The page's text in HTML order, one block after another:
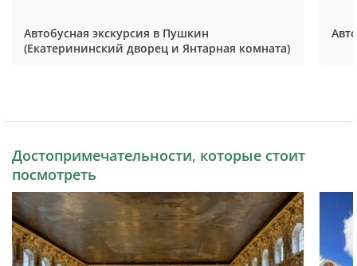
Автобусная экскурсия в Пушкин
(Екатерининский дворец и Янтарная комната)
Достопримечательности, которые стоит
посмотреть